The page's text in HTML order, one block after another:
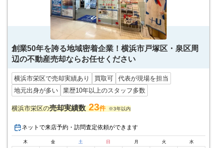
創業50年を誇る地域密着企業！横浜市戸塚区・泉区周
辺の不動産売却ならお任せください
横浜市栄区で売却実績あり 買取可
代表が現場を担当
地元出身が多い
業歴10年以上のスタッフ多数
横浜市栄区の売却実績数 23件 ※3年以内
ネットで来店予約・訪問査定依頼ができます
木 金 土 日 月 火 水